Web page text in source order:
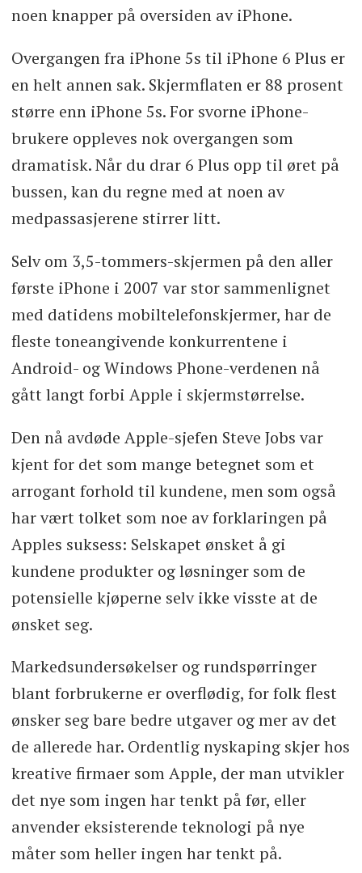
noen knapper på oversiden av iPhone.
Overgangen fra iPhone 5s til iPhone 6 Plus er
en helt annen sak. Skjermflaten er 88 prosent
større enn iPhone 5s. For svorne iPhone-
brukere oppleves nok overgangen som
dramatisk. Når du drar 6 Plus opp til øret på
bussen, kan du regne med at noen av
medpassasjerene stirrer litt.
Selv om 3,5-tommers-skjermen på den aller
første iPhone i 2007 var stor sammenlignet
med datidens mobiltelefonskjermer, har de
fleste toneangivende konkurrentene i
Android- og Windows Phone-verdenen nå
gått langt forbi Apple i skjermstørrelse.
Den nå avdøde Apple-sjefen Steve Jobs var
kjent for det som mange betegnet som et
arrogant forhold til kundene, men som også
har vært tolket som noe av forklaringen på
Apples suksess: Selskapet ønsket å gi
kundene produkter og løsninger som de
potensielle kjøperne selv ikke visste at de
ønsket seg.
Markedsundersøkelser og rundspørringer
blant forbrukerne er overflødig, for folk flest
ønsker seg bare bedre utgaver og mer av det
de allerede har. Ordentlig nyskaping skjer hos
kreative firmaer som Apple, der man utvikler
det nye som ingen har tenkt på før, eller
anvender eksisterende teknologi på nye
måter som heller ingen har tenkt på.